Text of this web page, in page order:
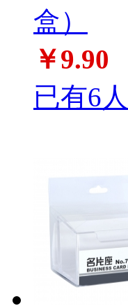
盒）
￥9.90
已有6